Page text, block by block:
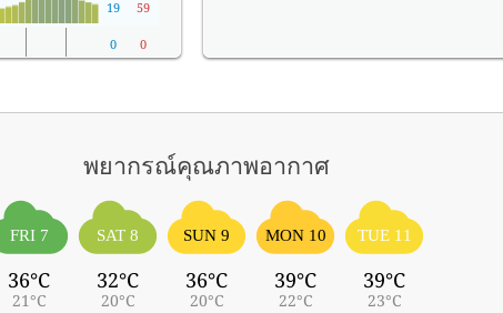
19 59
0 0
พยากรณ์คุณภาพอากาศ
FRI 7
36°C
21°C
SAT 8
32°C
20°C
SUN 9
36°C
20°C
MON 10
39°C
22°C
TUE 11
39°C
23°C